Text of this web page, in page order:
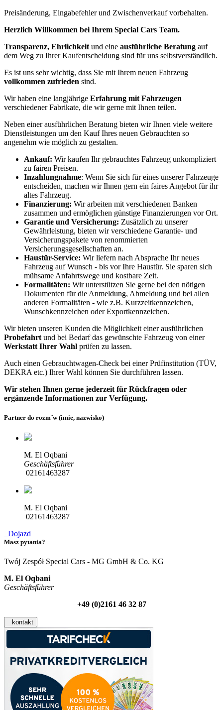
Preisänderung, Eingabefehler und Zwischenverkauf vorbehalten.
Herzlich Willkommen bei Ihrem Special Cars Team.
Transparenz, Ehrlichkeit und eine ausführliche Beratung auf
dem Weg zu Ihrer Kaufentscheidung sind für uns selbstverständlich.
Es ist uns sehr wichtig, dass Sie mit Ihrem neuen Fahrzeug
vollkommen zufrieden sind.
Wir haben eine langjährige Erfahrung mit Fahrzeugen
verschiedener Fabrikate, die wir gerne mit Ihnen teilen.
Neben einer ausführlichen Beratung bieten wir Ihnen viele weitere
Dienstleistungen um den Kauf Ihres neuen Gebrauchten so
angenehm wie möglich zu gestalten.
Ankauf: Wir kaufen Ihr gebrauchtes Fahrzeug unkompliziert
zu fairen Preisen.
Inzahlungnahme: Wenn Sie sich für eines unserer Fahrzeuge
entscheiden, machen wir Ihnen gern ein faires Angebot für ihr
altes Fahrzeug.
Finanzierung: Wir arbeiten mit verschiedenen Banken
zusammen und ermöglichen günstige Finanzierungen vor Ort.
Garantie und Versicherung: Zusätzlich zu unserer
Gewährleistung, bieten wir verschiedene Garantie- und
Versicherungspakete von renommierten
Versicherungsgesellschaften an.
Haustür-Service: Wir liefern nach Absprache Ihr neues
Fahrzeug auf Wunsch - bis vor Ihre Haustür. Sie sparen sich
mühsame Anfahrtswege und kostbare Zeit.
Formalitäten: Wir unterstützen Sie gerne bei den nötigen
Dokumenten für die Anmeldung, Abmeldung und bei allen
anderen Formalitäten - wie z.B. Kurzzeitkennzeichen,
Wunschkennzeichen oder Exportkennzeichen.
Wir bieten unseren Kunden die Möglichkeit einer ausführlichen
Probefahrt und bei Bedarf das gewünschte Fahrzeug von einer
Werkstatt Ihrer Wahl prüfen zu lassen.
Auch einen Gebrauchtwagen-Check bei einer Prüfinstitution (TÜV,
DEKRA etc.) Ihrer Wahl können Sie durchführen lassen.
Wir stehen Ihnen gerne jederzeit für Rückfragen oder
ergänzende Informationen zur Verfügung.
Partner do rozm˘w (imie, nazwisko)
M. El Oqbani
Geschäftsführer
02161463287
M. El Oqbani
02161463287
Dojazd
Masz pytania?
Twój Zespół Special Cars - MG GmbH & Co. KG
M. El Oqbani
Geschäftsführer
+49 (0)2161 46 32 87
kontakt